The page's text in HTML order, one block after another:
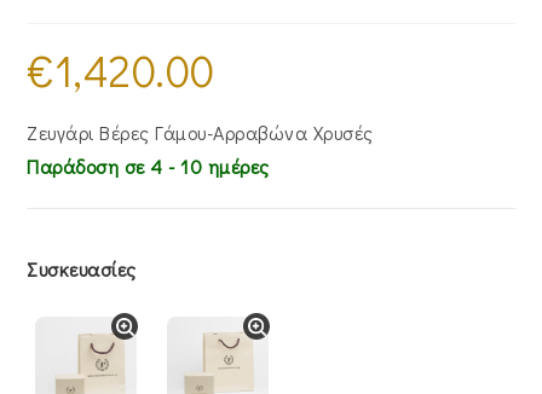
€1,420.00
Ζευγάρι Βέρες Γάμου-Αρραβώνα Χρυσές
Παράδοση σε 4 - 10 ημέρες
Συσκευασίες